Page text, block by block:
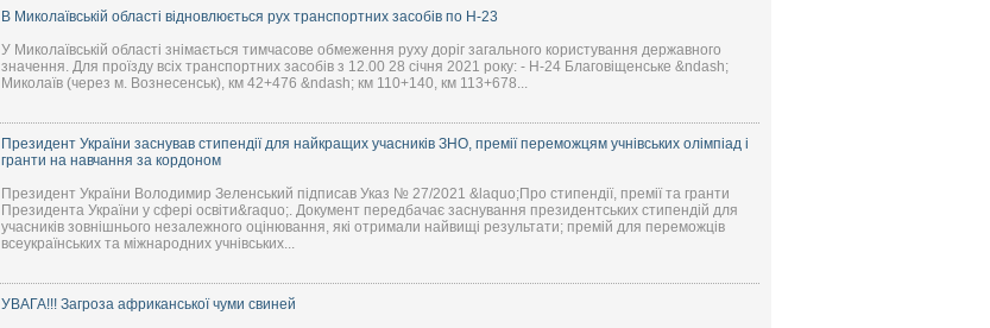
В Миколаївській області відновлюється рух транспортних засобів по Н-23
У Миколаївській області знімається тимчасове обмеження руху доріг загального користування державного
значення. Для проїзду всіх транспортних засобів з 12.00 28 січня 2021 року: - Н-24 Благовіщенське &ndash;
Миколаїв (через м. Вознесенськ), км 42+476 &ndash; км 110+140, км 113+678...
Президент України заснував стипендії для найкращих учасників ЗНО, премії переможцям учнівських олімпіад і
гранти на навчання за кордоном
Президент України Володимир Зеленський підписав Указ № 27/2021 &laquo;Про стипендії, премії та гранти
Президента України у сфері освіти&raquo;. Документ передбачає заснування президентських стипендій для
учасників зовнішнього незалежного оцінювання, які отримали найвищі результати; премій для переможців
всеукраїнських та міжнародних учнівських...
УВАГА!!! Загроза африканської чуми свиней